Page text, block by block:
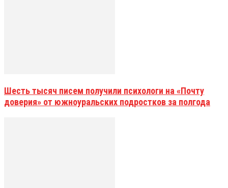
Шесть тысяч писем получили психологи на «Почту
доверия» от южноуральских подростков за полгода